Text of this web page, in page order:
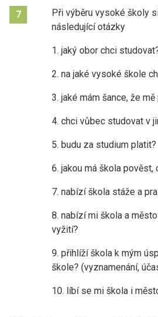
7
Při výběru vysoké školy
následující otázky
1. jaký obor chci
2. na jaké vysoké škole
3. jaké mám šance, že mě
4. chci vůbec studovat v
5. budu za studium platit?
6. jakou má škola
7. nabízí škola stáže a
8. nabízí mi škola a
vyžití?
9. přihlíží škola k mým
škole? (vyznamenání,
10. líbí se mi škola i